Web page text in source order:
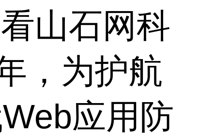
山石网科
，为护航
应用防